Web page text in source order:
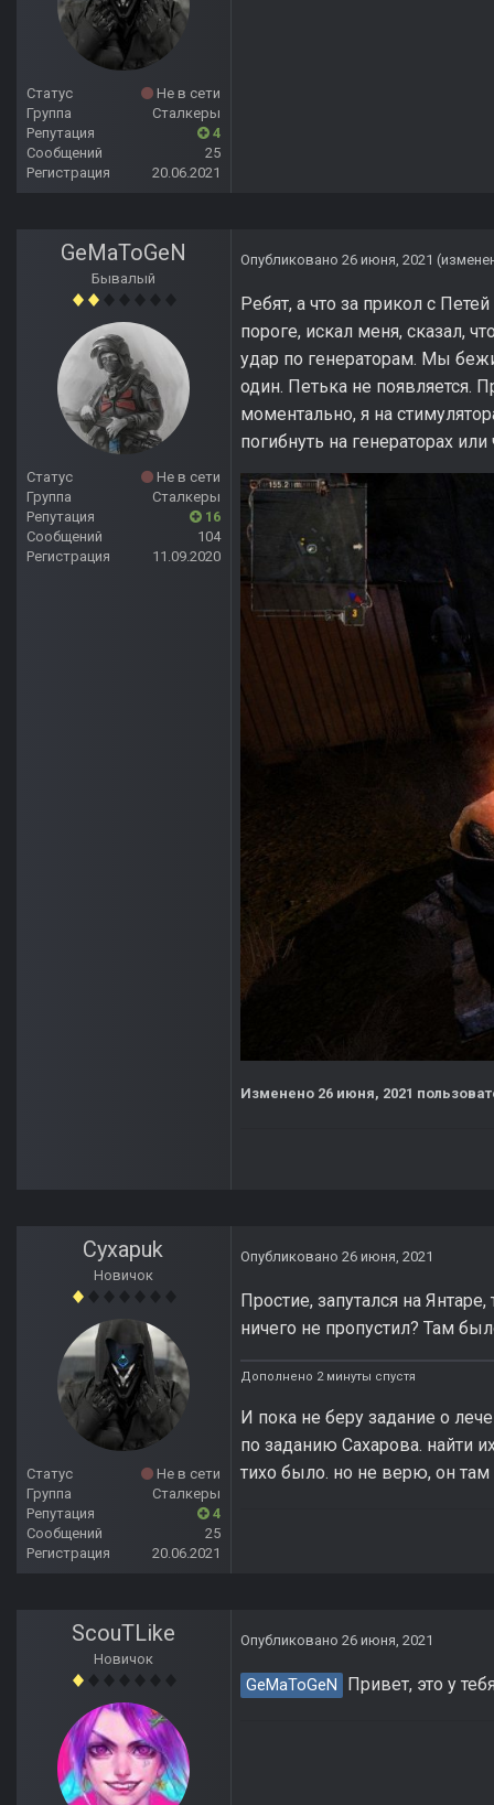
Статус
Не в сети
Группа
Сталкеры
Репутация
4
Сообщений
25
Регистрация
20.06.2021
GeMaToGeN
Бывалый
Статус
Не в сети
Группа
Сталкеры
Репутация
16
Сообщений
104
Регистрация
11.09.2020
Опубликовано 26 июня, 2021
Ребят, а что за прикол с
пороге, искал меня, сказал,
удар по генераторам. Мы
один. Петька не появляется.
моментально, я на
погибнуть на генераторах
Изменено 26 июня, 2021
Cyxapuk
Новичок
Статус
Не в сети
Группа
Сталкеры
Репутация
4
Сообщений
25
Регистрация
20.06.2021
Опубликовано 26 июня, 2021
Простие, запутался на
ничего не пропустил? Там
Дополнено 2 минуты спустя
И пока не беру задание о
по заданию Сахарова. найти
тихо было. но не верю, он
ScouTLike
Новичок
Опубликовано 26 июня, 2021
GeMaToGeN Привет, это у